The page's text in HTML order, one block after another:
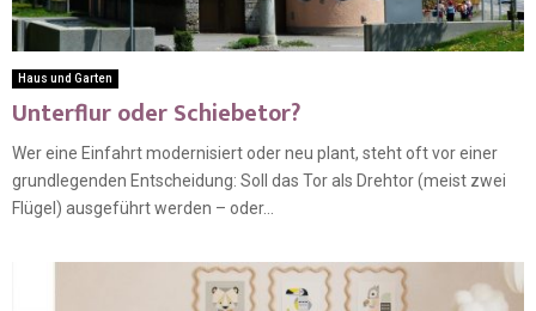
Haus und Garten
Unterflur oder Schiebetor?
Wer eine Einfahrt modernisiert oder neu plant, steht oft vor einer
grundlegenden Entscheidung: Soll das Tor als Drehtor (meist zwei
Flügel) ausgeführt werden – oder...